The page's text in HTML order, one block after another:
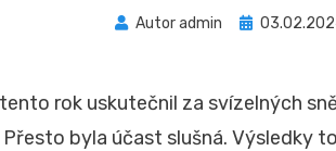
Autoradmin
Zveřejněno
rok uskutečnil za svízelných
byla účast slušná. Výsledky